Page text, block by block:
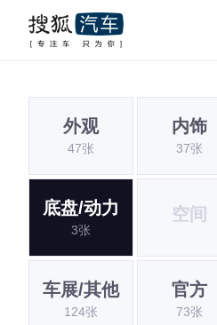
外观
47张
内饰
37张
底盘/动力
3张
空间
车展/其他
124张
官方
73张